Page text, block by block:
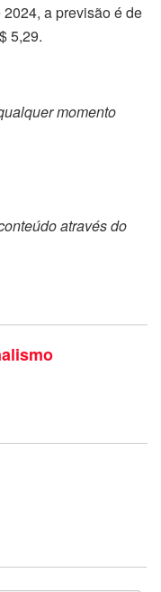
a previsão é de
5,29.
momento
através do